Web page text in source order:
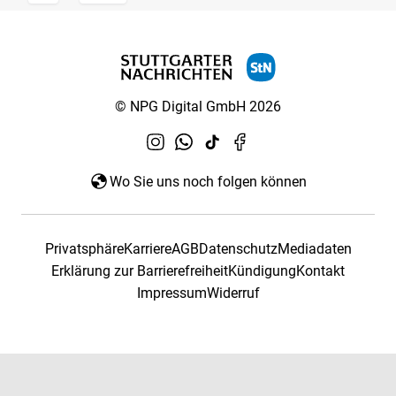
© NPG Digital GmbH 2026
Wo Sie uns noch folgen können
PrivatsphäreKarriereAGBDatenschutzMediadaten
Erklärung zur BarrierefreiheitKündigungKontakt
ImpressumWiderruf